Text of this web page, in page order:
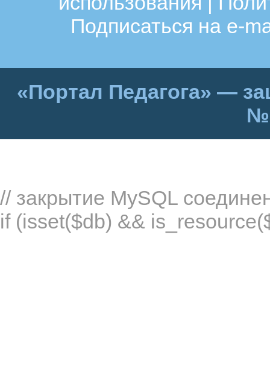
Подписаться на e-
«Портал Педагога» —
// закрытие MySQL
if (isset($db) &&